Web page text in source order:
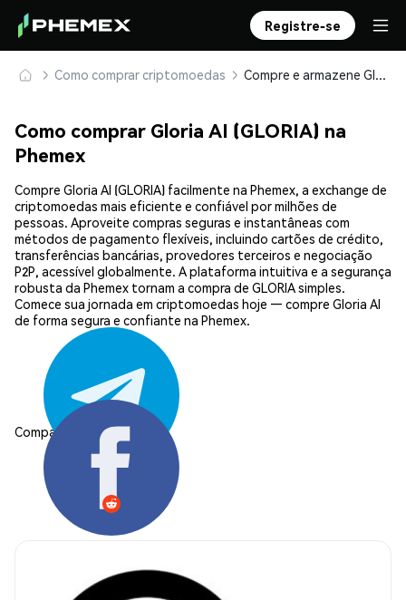
Registre-se
Como comprar criptomoedas Compre e armazene Gloria AI (GLORIA) com segurança
Como comprar Gloria AI (GLORIA) na
Phemex
Compre Gloria AI (GLORIA) facilmente na Phemex, a exchange de
criptomoedas mais eficiente e confiável por milhões de
pessoas. Aproveite compras seguras e instantâneas com
métodos de pagamento flexíveis, incluindo cartões de crédito,
transferências bancárias, provedores terceiros e negociação
P2P, acessível globalmente. A plataforma intuitiva e a segurança
robusta da Phemex tornam a compra de GLORIA simples.
Comece sua jornada em criptomoedas hoje — compre Gloria AI
de forma segura e confiante na Phemex.
Compartilhar: